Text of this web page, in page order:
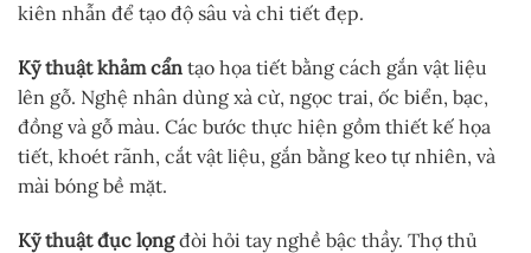
kiên nhẫn để tạo độ sâu và chi tiết đẹp.
Kỹ thuật khảm cẩn tạo họa tiết bằng cách gắn vật liệu
lên gỗ. Nghệ nhân dùng xà cừ, ngọc trai, ốc biển, bạc,
đồng và gỗ màu. Các bước thực hiện gồm thiết kế họa
tiết, khoét rãnh, cắt vật liệu, gắn bằng keo tự nhiên, và
mài bóng bề mặt.
Kỹ thuật đục lọngđòi hỏi tay nghề bậc thầy. Thợ thủ